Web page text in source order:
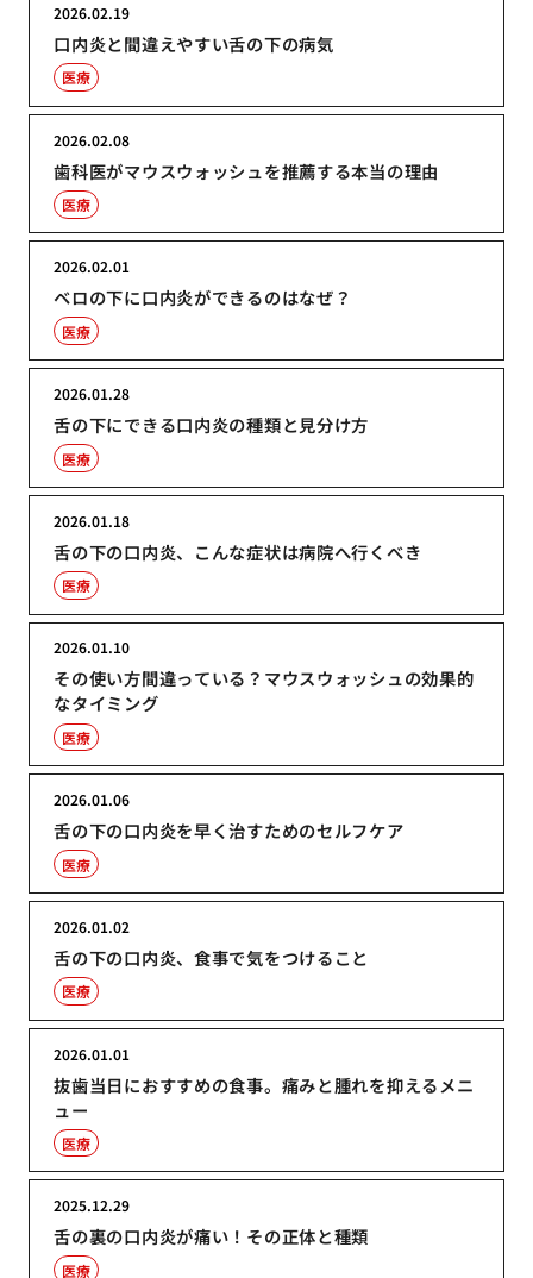
口内炎と間違えやすい舌の下の病気
2026.02.19
医療
歯科医がマウスウォッシュを推薦する本当の理由
2026.02.08
医療
ベロの下に口内炎ができるのはなぜ？
2026.02.01
医療
舌の下にできる口内炎の種類と見分け方
2026.01.28
医療
舌の下の口内炎、こんな症状は病院へ行くべき
2026.01.18
医療
その使い方間違っている？マウスウォッシュの効果的
なタイミング
2026.01.10
医療
舌の下の口内炎を早く治すためのセルフケア
2026.01.06
医療
舌の下の口内炎、食事で気をつけること
2026.01.02
医療
抜歯当日におすすめの食事。痛みと腫れを抑えるメニ
ュー
2026.01.01
医療
舌の裏の口内炎が痛い！その正体と種類
2025.12.29
医療